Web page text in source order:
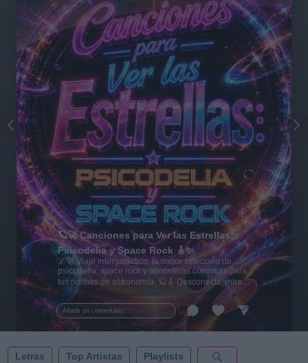
Añadir un comentario ...
🪐🚀 Canciones para Ver las Estrellas:
Psicodelia y Space Rock 🎸✨
🌌🚀 Viaje intergaláctico: la mejor selección de
psicodelia, space rock y atmósferas cósmicas para
tus noches de astronomía. 🪐🎸 Desconecta, mira
al firmamento y siente la gravedad cero. 💾 ¡Guarda
esta colección para tu próxima noche estrellada!
✨⭐
Letras Top Artistas Playlists